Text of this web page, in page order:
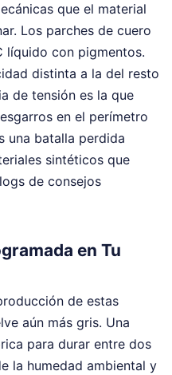
que el material
Los parches de cuero
líquido con pigmentos.
distinta a la del resto
de tensión es la que
en el perímetro
una batalla perdida
sintéticos que
de consejos
en Tu
de estas
aún más gris. Una
para durar entre dos
la humedad ambiental y